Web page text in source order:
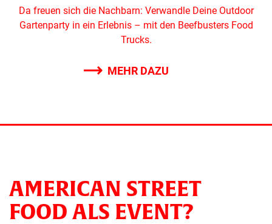
Da freuen sich die Nachbarn: Verwandle Deine Outdoor
Gartenparty in ein Erlebnis – mit den Beefbusters Food
Trucks.
MEHR DAZU
AMERICAN STREET
FOOD ALS EVENT?